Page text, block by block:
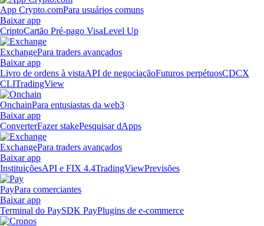
App Crypto.comPara usuários comuns
Baixar app
CriptoCartão Pré-pago VisaLevel Up
ExchangePara traders avançados
Baixar app
Livro de ordens à vistaAPI de negociaçãoFuturos perpétuosCDCX
CLITradingView
OnchainPara entusiastas da web3
Baixar app
ConverterFazer stakePesquisar dApps
ExchangePara traders avançados
Baixar app
InstituiçõesAPI e FIX 4.4TradingViewPrevisões
PayPara comerciantes
Baixar app
Terminal do PaySDK PayPlugins de e-commerce